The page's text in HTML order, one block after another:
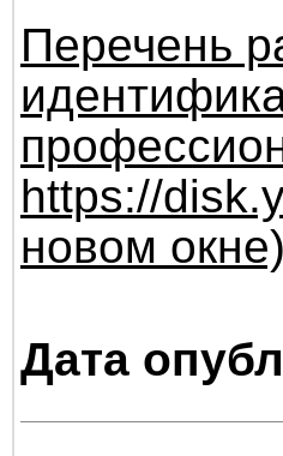
Перечень
https://
новом окне)
Дата